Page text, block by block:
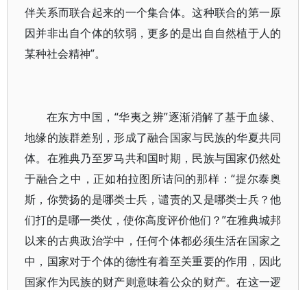
伴关系而联合起来的一个集合体。这种联合的第一原
因并非出自个体的软弱，更多的是出自自然植于人的
某种社会精神”。
在东方中国，“华夷之辨”逐渐消解了基于血缘、
地缘的族群差别，形成了融合国家与民族的华夏共同
体。在雅典乃至罗马共和国时期，民族与国家仍然处
于融合之中，正如柏拉图所诘问的那样：“提尔泰奥
斯，你赞扬的是哪类士兵，谴责的又是哪类士兵？他
们打的是哪一类仗，使你高度评价他们？”在雅典城邦
以来的古典政治学中，任何个体都必须生活在国家之
中，国家对于个体的德性有着至关重要的作用，因此
国家作为民族的财产则意味着公众的财产。在这一逻